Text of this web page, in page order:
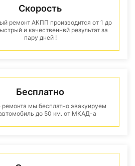
Скорость
ремонт АКПП производится от 1 до
и качественнвй результат за
пару дней !
Бесплатно
ремонта мы бесплатно эвакуируем
до 50 км. от МКАД-а